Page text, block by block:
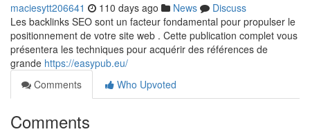
maciesytt206641 110 days ago News
Discuss
Les backlinks SEO sont un facteur fondamental pour propulser le
positionnement de votre site web . Cette publication complet vous
présentera les techniques pour acquérir des références de
grande https://easypub.eu/
Comments
Who Upvoted
Comments